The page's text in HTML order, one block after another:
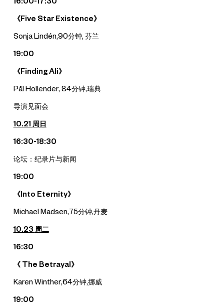
《Five Star Existence》
Sonja Lindén,90分钟, 芬兰
19:00
《Finding Ali》
Pål Hollender, 84分钟,瑞典
导演见面会
10.21 周日
16:30-18:30
论坛：纪录片与新闻
19:00
《Into Eternity》
Michael Madsen,75分钟,丹麦
10.23 周二
16:30
《 The Betrayal》
Karen Winther,64分钟,挪威
19:00